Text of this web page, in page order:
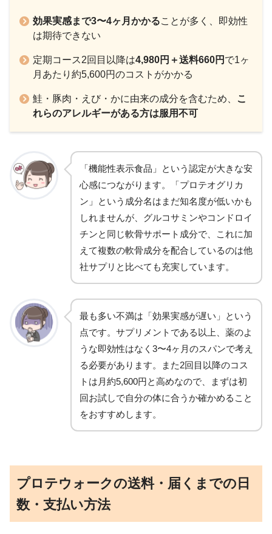
効果実感まで3〜4ヶ月かかることが多く、即効性
は期待できない
定期コース2回目以降は4,980円＋送料660円 で1ヶ
月あたり約5,600円のコストがかかる
鮭・豚肉・えび・かに由来の成分を含むため、 こ
れらのアレルギーがある方は服用不可
「機能性表示食品」という認定が大きな安
心感につながります。「プロテオグリカ
ン」という成分名はまだ知名度が低いかも
しれませんが、グルコサミンやコンドロイ
チンと同じ軟骨サポート成分で、これに加
えて複数の軟骨成分を配合しているのは他
社サプリと比べても充実しています。
最も多い不満は「効果実感が遅い」という
点です。サプリメントである以上、薬のよ
うな即効性はなく3〜4ヶ月のスパンで考え
る必要があります。また2回目以降のコス
トは月約5,600円と高めなので、まずは初
回お試しで自分の体に合うか確かめること
をおすすめします。
プロテウォークの送料・届くまでの日
数・支払い方法